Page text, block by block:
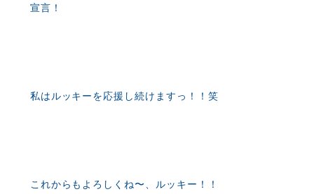
宣言！
私はルッキーを応援し続けますっ！！笑
これからもよろしくね〜、ルッキー！！